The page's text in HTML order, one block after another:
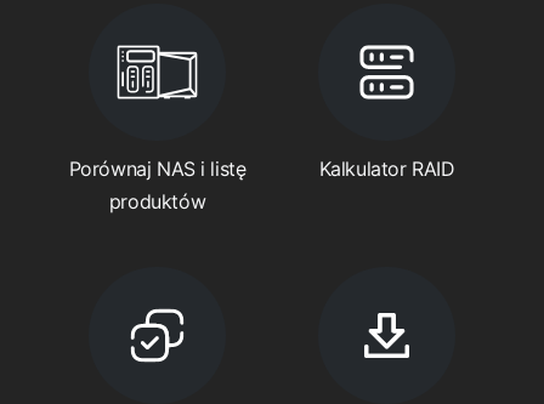
Porównaj NAS i listę
produktów
Kalkulator RAID